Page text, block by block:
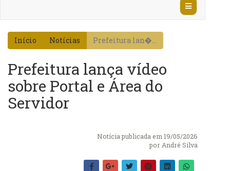
Abrir
Navegação
Início Notícias Prefeitura lan�...
Prefeitura lança vídeo
sobre Portal e Área do
Servidor
Notícia publicada em 19/05/2026
por André Silva